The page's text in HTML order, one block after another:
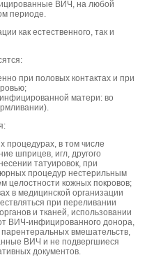
ВИЧ, на любой
периоде.
как естественного, так и
при половых контактах и при
матери: во
процедурах, в том числе
шприцев, игл, другого
татуировок, при
процедур нестерильным
целостности кожных покровов;
в медицинской организации
при переливании
и тканей, использовании
ВИЧ-инфицированного донора,
вмешательств,
ВИЧ и не подвергшиеся
документов.